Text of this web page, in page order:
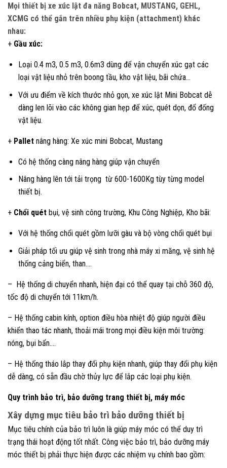
Mọi thiết bị xe xúc lật đa năng Bobcat, MUSTANG, GEHL,
XCMG có thể gắn trên nhiều phụ kiện (attachment) khác
nhau:
+ Gầu xúc:
Loại 0.4 m3, 0.5 m3, 0.6m3 dùng để vận chuyển xúc gạt các
loại vật liệu nhỏ trên boong tầu, kho vật liệu, bãi chứa…
Với ưu điểm về kích thước nhỏ gọn, xe xúc lật Mini Bobcat dễ
dàng len lõi vào các không gian hẹp để xúc, quét dọn, đổ đống
vật liệu.
+ Pallet nâng hàng: Xe xúc mini Bobcat, Mustang
Có hệ thống càng nâng hàng giúp vận chuyển
Nâng hàng lên tới tải trọng từ 600-1600Kg tùy từng model
thiết bị.
+ Chổi quét bụi, vệ sinh công trường, Khu Công Nghiệp, Kho bãi:
Với hệ thống chổi quét gồm lưỡi gàu và bộ vòng chổi quét bụi
Giải pháp tối ưu giúp vệ sinh trong nhà máy xi măng, vệ sinh hệ
thống cảng biển, than….
– Hệ thống di chuyển nhanh, hiện đại có thể quay tại chỗ 360 độ,
tốc độ di chuyển tới 11km/h.
– Hệ thống cabin kính, option điều hòa nhiệt độ giúp người điều
khiển thao tác nhanh, thoải mái trong mọi điều kiện môi trường:
nóng, bụi bẩn….
– Hệ thống tháo lắp thay đổi phụ kiện nhanh, giúp thay đổi phụ kiện
dễ dàng, có sẵn đầu chờ thủy lực để lắp các loại phụ kiện.
Quy trình bảo trì, bảo dưỡng trang thiết bị, máy móc
Xây dựng mục tiêu bảo trì bảo dưỡng thiết bị
Mục tiêu chính của bảo trì luôn là giúp máy móc có thể duy trì
trạng thái hoạt động tốt nhất. Công việc bảo trì, bảo dưỡng máy
móc thiết bị phải thực hiện được các nhiệm vụ chính bao gồm: